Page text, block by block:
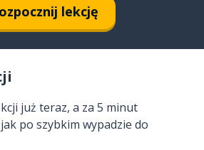
lekcję
już teraz, a za 5 minut
po szybkim wypadzie do